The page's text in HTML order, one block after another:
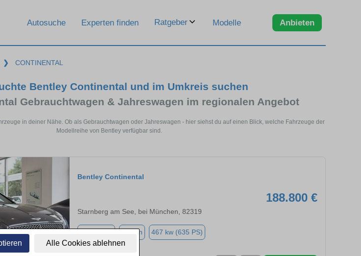
Alle Cookies ablehnen
Autosuche Experten finden Ratgeber Modelle Anbieten
❯ CONTINENTAL
Bentley Continental und im Umkreis suchen
Gebrauchtwagen & Jahreswagen im regionalen Angebot
in deiner Nähe. Ob als Gebrauchtwagen oder Jahreswagen - hier siehst du auf einen Blick, welche Fahrzeuge der
Modellreihe von Bentley verfügbar sind.
Bentley Continental
188.800 €
Starnberg am See, bei München, 82319
Benzin 467 kw (635 PS)